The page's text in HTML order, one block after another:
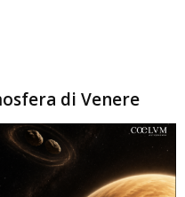
di Venere